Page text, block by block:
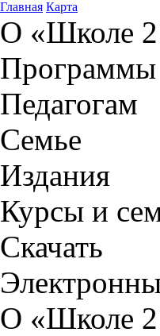
Главная Карта
О «Школе
Программы
Педагогам
Семье
Издания
Курсы и
Скачать
О «Школе